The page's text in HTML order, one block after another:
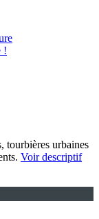
!
tourbières urbaines
Voir descriptif